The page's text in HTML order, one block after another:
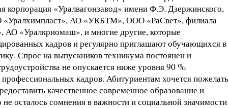
корпорация «Уралвагонзавод» имени Ф.Э. Дзержинского,
АО «УКБТМ», ООО «РаСвет», филиала
«Уралкриомаш», и многие другие, которые
кадров и регулярно приглашают обучающихся в
Спрос на выпускников техникума постоянен и
не опускается ниже уровня 90 %.
кадров. Абитуриентам хочется пожелать
качественное современное образование и
осталось сомнения в важности и социальной значимости